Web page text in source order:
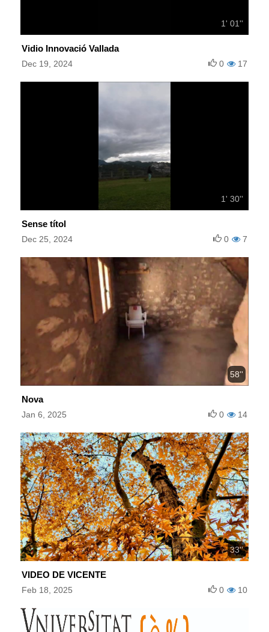
1' 01''
Vidio Innovació Vallada
Dec 19, 2024 17
0
1' 30''
Sense títol
Dec 25, 2024 7
0
58''
Nova
Jan 6, 2025 14
0
33''
VIDEO DE VICENTE
Feb 18, 2025 10
0